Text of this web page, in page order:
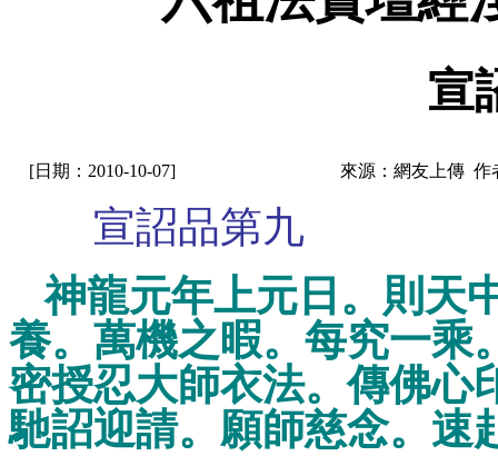
宣
[日期：2010-10-07] 來源：網友上傳 作
宣詔品第九
神龍元年上元日。則天
養。萬機之暇。每究一乘
密授忍大師衣法。傳佛心
馳詔迎請。願師慈念。速